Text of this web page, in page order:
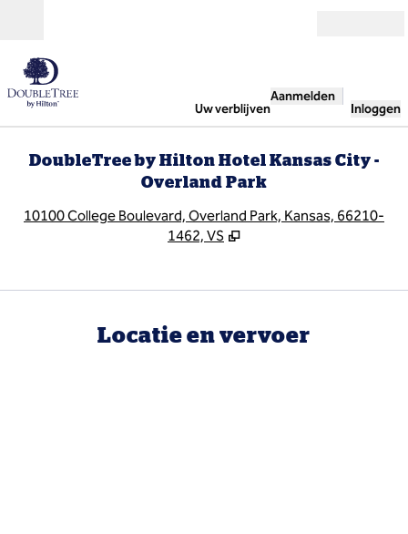
Uw verblijven
Aanmelden
Inloggen
DoubleTree by Hilton Hotel Kansas City -
Overland Park
10100 College Boulevard, Overland Park, Kansas, 66210-
1462, VS
Locatie en vervoer